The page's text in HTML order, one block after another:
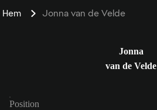
Hem Jonna van de Velde
Jonna
van de Velde
Position